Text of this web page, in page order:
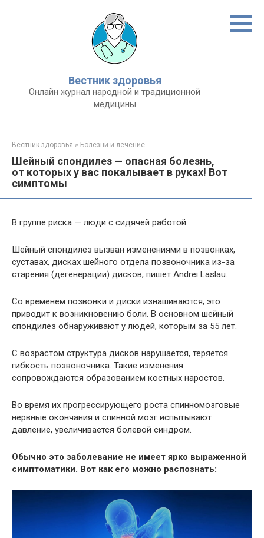
Вестник здоровья
Онлайн журнал народной и традиционной
медицины
Вестник здоровья » Болезни и лечение
Шейный спондилез — опасная болезнь,
от которых у вас покалывает в руках! Вот
симптомы
В группе риска — люди с сидячей работой.
Шейный спондилез вызван изменениями в позвонках,
суставах, дисках шейного отдела позвоночника из-за
старения (дегенерации) дисков, пишет Andrei Laslau.
Со временем позвонки и диски изнашиваются, это
приводит к возникновению боли. В основном шейный
спондилез обнаруживают у людей, которым за 55 лет.
С возрастом структура дисков нарушается, теряется
гибкость позвоночника. Такие изменения
сопровождаются образованием костных наростов.
Во время их прогрессирующего роста спинномозговые
нервные окончания и спинной мозг испытывают
давление, увеличивается болевой синдром.
Обычно это заболевание не имеет ярко выраженной
симптоматики. Вот как его можно распознать: